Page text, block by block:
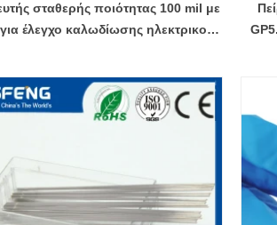
σταθερής ποιότητας 100 mil με
έλεγχο καλωδίωσης ηλεκτρικού